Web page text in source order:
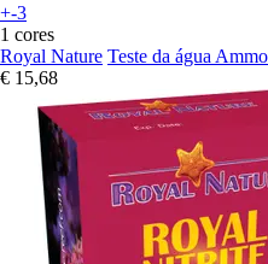
+-3
1 cores
Royal Nature Teste da água
€ 15,68